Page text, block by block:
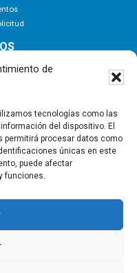
de
tecnologías como las
del dispositivo. El
procesar datos como
únicas en este
puede afectar
funciones.
de Empresas de
privacidad
Cookies